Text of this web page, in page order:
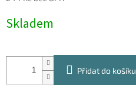
cena:
Skladem
Přidat do košíku